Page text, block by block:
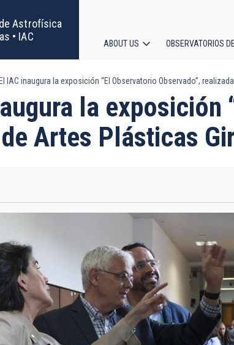
Astrofísica
• IAC
navigation
ABOUT US OBSERVATORIOS
El IAC inaugura la exposición “El Observatorio Observado”,
la exposición
Artes Plásticas